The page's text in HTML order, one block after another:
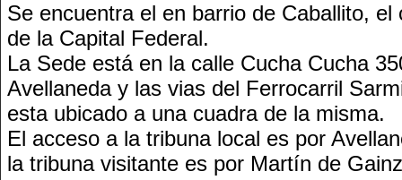
Se encuentra el en barrio de Caballito, el
de la Capital Federal.
La Sede está en la calle Cucha Cucha
Avellaneda y las vias del Ferrocarril
esta ubicado a una cuadra de la misma.
El acceso a la tribuna local es por
la tribuna visitante es por Martín de